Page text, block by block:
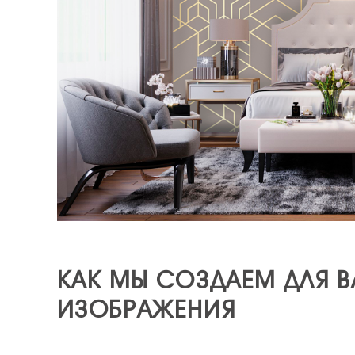
КАК МЫ СОЗДАЕМ ДЛЯ
ИЗОБРАЖЕНИЯ